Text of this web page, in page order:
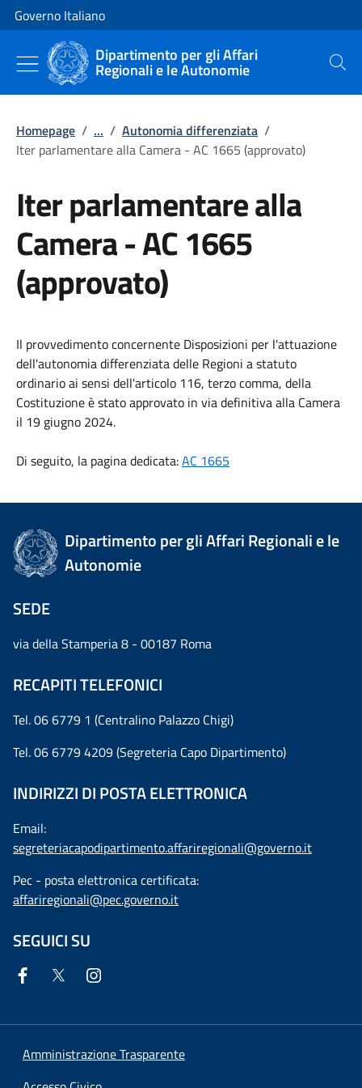
Vai al contenuto
Vai alla navigazione del sito
Governo Italiano
Dipartimento per gli Affari
Regionali e le Autonomie Cerca
Homepage / ... / Autonomia differenziata /
Iter parlamentare alla Camera - AC 1665 (approvato)
Iter parlamentare alla
Camera - AC 1665
(approvato)
Il provvedimento concernente Disposizioni per l'attuazione
dell'autonomia differenziata delle Regioni a statuto
ordinario ai sensi dell'articolo 116, terzo comma, della
Costituzione è stato approvato in via definitiva alla Camera
il 19 giugno 2024.
Di seguito, la pagina dedicata:AC 1665
Dipartimento per gli Affari Regionali e le
Autonomie
SEDE
via della Stamperia 8 - 00187 Roma
RECAPITI TELEFONICI
Tel. 06 6779 1 (Centralino Palazzo Chigi)
Tel. 06 6779 4209 (Segreteria Capo Dipartimento)
INDIRIZZI DI POSTA ELETTRONICA
Email:
segreteriacapodipartimento.affariregionali@governo.it
Pec - posta elettronica certificata:
affariregionali@pec.governo.it
SEGUICI SU
Amministrazione Trasparente